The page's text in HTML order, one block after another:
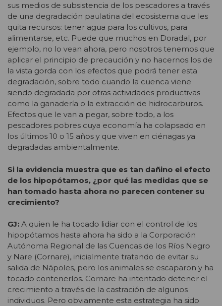
sus medios de subsistencia de los pescadores a través
de una degradación paulatina del ecosistema que les
quita recursos: tener agua para los cultivos, para
alimentarse, etc. Puede que muchos en Doradal, por
ejemplo, no lo vean ahora, pero nosotros tenemos que
aplicar el principio de precaución y no hacernos los de
la vista gorda con los efectos que podrá tener esta
degradación, sobre todo cuando la cuenca viene
siendo degradada por otras actividades productivas
como la ganadería o la extracción de hidrocarburos.
Efectos que le van a pegar, sobre todo, a los
pescadores pobres cuya economía ha colapsado en
los últimos 10 o 15 años y que viven en ciénagas ya
degradadas ambientalmente.
Si la evidencia muestra que es tan dañino el efecto
de los hipopótamos, ¿por qué las medidas que se
han tomado hasta ahora no parecen contener su
crecimiento?
GJ: A quien le ha tocado lidiar con el control de los
hipopótamos hasta ahora ha sido a la Corporación
Autónoma Regional de las Cuencas de los Ríos Negro
y Nare (Cornare), inicialmente tratando de evitar su
salida de Nápoles, pero los animales se escaparon y ha
tocado contenerlos. Cornare ha intentado detener el
crecimiento a través de la castración de algunos
individuos. Pero obviamente esta estrategia ha sido